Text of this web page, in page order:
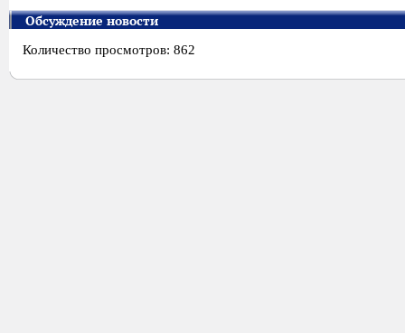
Обсуждение новости
Количество просмотров: 862